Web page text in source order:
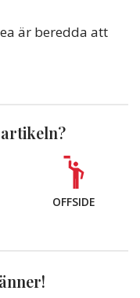
är beredda att
OFFSIDE